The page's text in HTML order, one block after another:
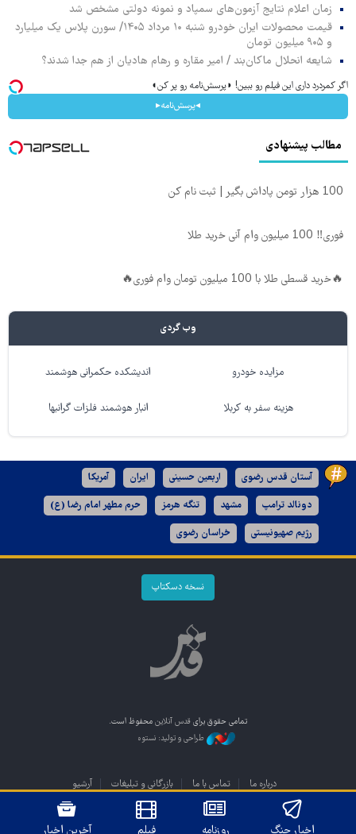
زمان اعلام نتایج آزمون‌های سمپاد و نمونه دولتی مشخص شد
قیمت محصولات ایران خودرو شنبه ۱۰ مرداد ۱۴۰۵/ سورن پلاس یک میلیارد
و ۹۰۵ میلیون تومان
شایعه انحلال ماکان‌بند / امیر مقاره و رهام هادیان از هم جدا شدند؟
اگر کمردرد داری این فیلم رو ببین! ◗پرسش‌نامه رو پر کن◖
◂پرسش‌نامه▸
مطالب پیشنهادی
100 هزار تومن پاداش بگیر | ثبت نام کن
فوری‼️ 100 میلیون وام آنی خرید طلا
🔥خرید قسطی طلا با 100 میلیون تومان وام فوری🔥
وب گردی
مزایده خودرو اندیشکده حکمرانی هوشمند
هزینه سفر به کربلا انبار هوشمند فلزات گرانبها
آستان قدس رضوی اربعین حسینی ایران آمریکا
دونالد ترامپ مشهد تنگه هرمز حرم مطهر امام رضا (ع)
رژیم صهیونیستی خراسان رضوی
نسخه دسکتاپ
تمامی حقوق برای قدس آنلاین محفوظ است.
طراحی و تولید: نستوه
درباره ما تماس با ما بازرگانی و تبلیغات آرشیو
اخبار جنگ روزنامه فیلم آخرین اخبار